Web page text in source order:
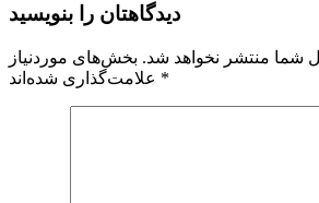
دیدگاهتان را بنویسید
شما منتشر نخواهد شد. بخش‌های موردنیاز
*